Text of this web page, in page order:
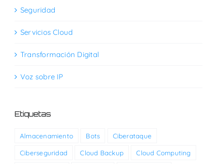
Seguridad
Servicios Cloud
Transformación Digital
Voz sobre IP
Etiquetas
Almacenamiento Bots Ciberataque
Ciberseguridad Cloud Backup Cloud Computing